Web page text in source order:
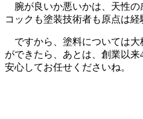
腕が良いか悪いかは、天性の
コックも塗装技術者も原点は経
ですから、塗料については大
ができたら、あとは、創業以
安心してお任せくださいね。